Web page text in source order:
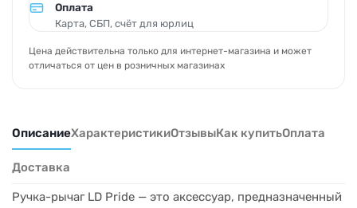
Оплата
Карта, СБП, счёт для юрлиц
Цена действительна только для интернет-магазина и может
отличаться от цен в розничных магазинах
ОписаниеХарактеристикиОтзывыКак купитьОплата
Доставка
Ручка-рычаг LD Pride — это аксессуар, предназначенный